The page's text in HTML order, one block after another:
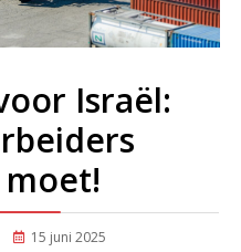
Israël:
15 juni 2025